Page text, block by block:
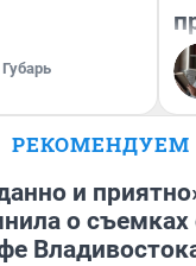
РЕКОМЕНДУЕМ
и
о съемках